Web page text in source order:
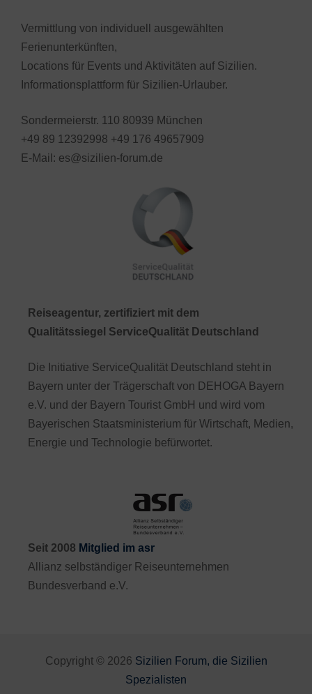
Vermittlung von individuell ausgewählten
Ferienunterkünften,
Locations für Events und Aktivitäten auf Sizilien.
Informationsplattform für Sizilien-Urlauber.
Sondermeierstr. 110 80939 München
+49 89 12392998 +49 176 49657909
E-Mail: es@sizilien-forum.de
Reiseagentur, zertifiziert mit dem
Qualitätssiegel ServiceQualität Deutschland
Die Initiative ServiceQualität Deutschland steht in
Bayern unter der Trägerschaft von DEHOGA Bayern
e.V. und der Bayern Tourist GmbH und wird vom
Bayerischen Staatsministerium für Wirtschaft, Medien,
Energie und Technologie befürwortet.
Seit 2008 Mitglied im asr
Allianz selbständiger Reiseunternehmen
Bundesverband e.V.
Copyright © 2026 Sizilien Forum, die Sizilien
Spezialisten